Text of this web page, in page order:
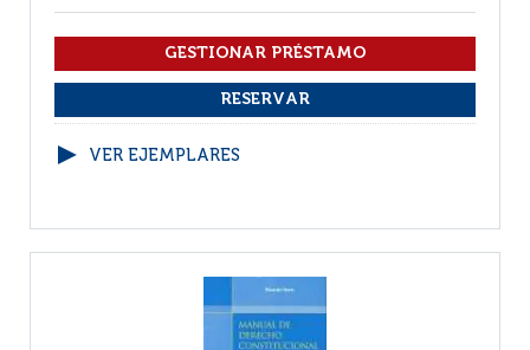
VER EJEMPLARES